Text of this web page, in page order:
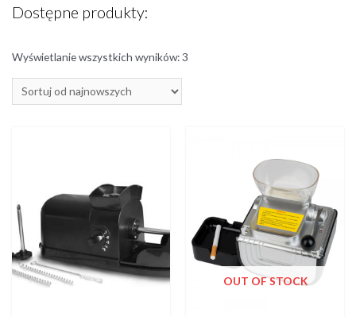
Dostępne produkty:
Wyświetlanie wszystkich wyników: 3
OUT OF STOCK